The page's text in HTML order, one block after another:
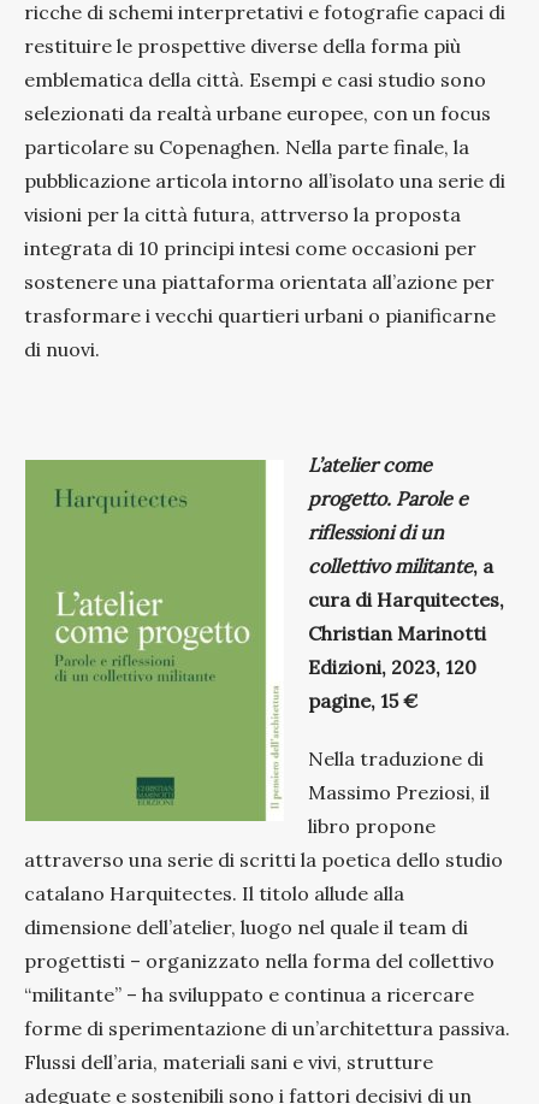
ricche di schemi interpretativi e fotografie capaci di
restituire le prospettive diverse della forma più
emblematica della città. Esempi e casi studio sono
selezionati da realtà urbane europee, con un focus
particolare su Copenaghen. Nella parte finale, la
pubblicazione articola intorno all’isolato una serie di
visioni per la città futura, attrverso la proposta
integrata di 10 principi intesi come occasioni per
sostenere una piattaforma orientata all’azione per
trasformare i vecchi quartieri urbani o pianificarne
di nuovi.
L’atelier come
progetto. Parole e
riflessioni di un
collettivo militante, a
cura di Harquitectes,
Christian Marinotti
Edizioni, 2023, 120
pagine, 15 €
Nella traduzione di
Massimo Preziosi, il
libro propone
attraverso una serie di scritti la poetica dello studio
catalano Harquitectes. Il titolo allude alla
dimensione dell’atelier, luogo nel quale il team di
progettisti – organizzato nella forma del collettivo
“militante” – ha sviluppato e continua a ricercare
forme di sperimentazione di un’architettura passiva.
Flussi dell’aria, materiali sani e vivi, strutture
adeguate e sostenibili sono i fattori decisivi di un